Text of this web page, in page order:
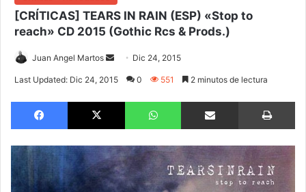
[CRÍTICAS] TEARS IN RAIN (ESP) «Stop to
reach» CD 2015 (Gothic Rcs & Prods.)
Juan Angel Martos
m
a
Dic 24, 2015
Last Updated: Dic 24, 2015 0 551 2 minutos de lectura
Facebook X WhatsApp Compartir via email